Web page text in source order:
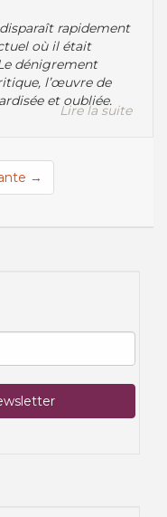
rapidement
où il était
dénigrement
l’œuvre de
et oubliée.
Lire la suite
→